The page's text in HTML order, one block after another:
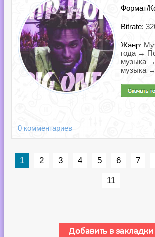
Формат/
Bitrate:
Жанр:
года →
музыка
музыка
0 комментариев
1 2 3 4 5 6 7
11